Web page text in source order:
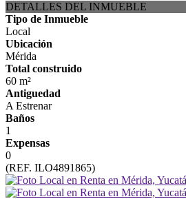
DETALLES DEL INMUEBLE
Tipo de Inmueble
Local
Ubicación
Mérida
Total construido
60 m²
Antiguedad
A Estrenar
Baños
1
Expensas
0
(REF. ILO4891865)